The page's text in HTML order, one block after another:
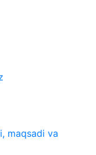
maqsadi va